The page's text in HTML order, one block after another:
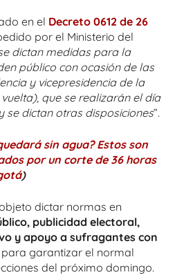
en el Decreto 0612 de 26
por el Ministerio del
dictan medidas para la
público con ocasión de las
y vicepresidencia de la
que se realizarán el día
se dictan otras disposiciones”.
sin agua? Estos son
por un corte de 36 horas
)
dictar normas en
publicidad electoral,
y apoyo a sufragantes con
, para garantizar el normal
del próximo domingo.